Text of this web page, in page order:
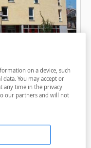
reducida
on a device, such
data. You may accept or
any time in the privacy
our partners and will not